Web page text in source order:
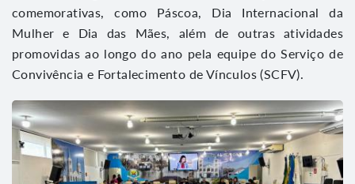
comemorativas, como Páscoa, Dia Internacional da
Mulher e Dia das Mães, além de outras atividades
promovidas ao longo do ano pela equipe do Serviço de
Convivência e Fortalecimento de Vínculos (SCFV).